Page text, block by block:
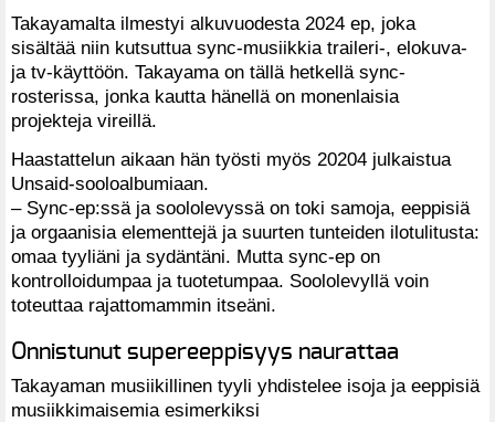
Takayamalta ilmestyi alkuvuodesta 2024 ep, joka
sisältää niin kutsuttua sync-musiikkia traileri-, elokuva-
ja tv-käyttöön. Takayama on tällä hetkellä sync-
rosterissa, jonka kautta hänellä on monenlaisia
projekteja vireillä.
Haastattelun aikaan hän työsti myös 20204 julkaistua
Unsaid-sooloalbumiaan.
– Sync-ep:ssä ja soololevyssä on toki samoja, eeppisiä
ja orgaanisia elementtejä ja suurten tunteiden ilotulitusta:
omaa tyyliäni ja sydäntäni. Mutta sync-ep on
kontrolloidumpaa ja tuotetumpaa. Soololevyllä voin
toteuttaa rajattomammin itseäni.
Onnistunut supereeppisyys naurattaa
Takayaman musiikillinen tyyli yhdistelee isoja ja eeppisiä
musiikkimaisemia esimerkiksi